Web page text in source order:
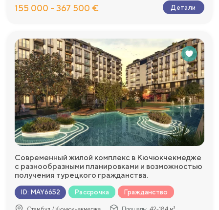
155 000 - 367 500 € Детали
Современный жилой комплекс в Кючюкчекмедже
с разнообразными планировками и возможностью
получения турецкого гражданства.
ID: MAY6652 Рассрочка Гражданство